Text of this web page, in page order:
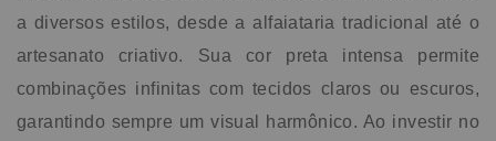
a diversos estilos, desde a alfaiataria tradicional até o
artesanato criativo. Sua cor preta intensa permite
combinações infinitas com tecidos claros ou escuros,
garantindo sempre um visual harmônico. Ao investir no